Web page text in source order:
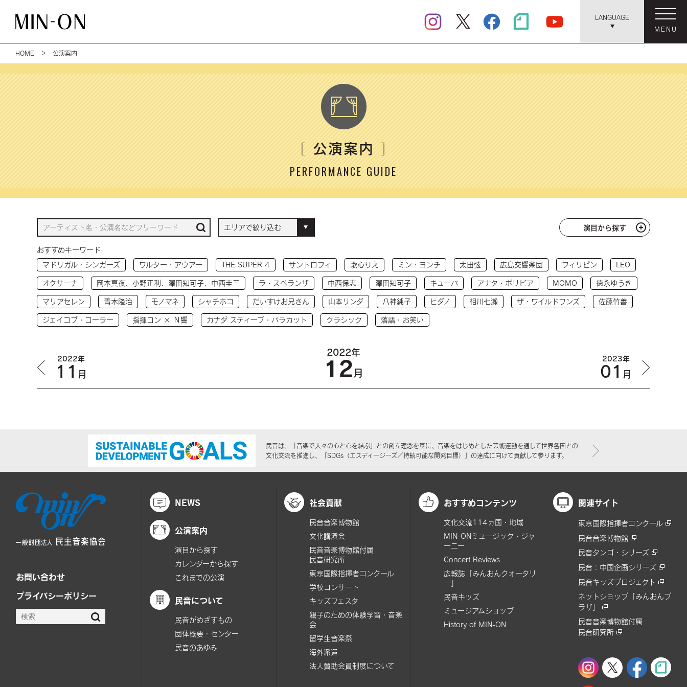
LANGUAGE
MENU
HOME ＞ 公演案内
［公演案内］
PERFORMANCE GUIDE
演目から探す
おすすめキーワード
マドリガル・シンガーズ
ワルター・アウアー THE SUPER 4 サントロフィ 歌心りえ ミン・ヨンチ 太田弦 広島交響楽団 フィリピン LEO
オクサーナ 岡本真夜、小野正利、澤田知可子、中西圭三 ラ・スペランザ 中西保志 澤田知可子 キューバ アナタ・ボリビア MOMO 徳永ゆうき
マリアセレン 青木隆治 モノマネ シャチホコ だいすけお兄さん 山本リンダ 八神純子 ヒダノ 相川七瀬 ザ・ワイルドワンズ 佐藤竹善
ジェイコブ・コーラー 指揮コン × Ｎ響 カナダ スティーブ・バラカット クラシック 落語・お笑い
2022年
11 月
2022年
12月
2023年
01 月
民音は、「音楽で人々の心と心を結ぶ」との創立理念を基に、音楽をはじめとした芸術運動を通して世界各国との
文化交流を推進し、「SDGs（エスディージーズ／持続可能な開発目標）」の達成に向けて貢献して参ります。
お問い合わせ
プライバシーポリシー
NEWS
公演案内
演目から探す
カレンダーから探す
これまでの公演
民音について
民音がめざすもの
団体概要・センター
民音のあゆみ
社会貢献
民音音楽博物館
文化講演会
民音音楽博物館付属
民音研究所
東京国際指揮者コンクール
学校コンサート
キッズフェスタ
親子のための体験学習・音楽
会
留学生音楽祭
海外派遣
法人賛助会員制度について
おすすめコンテンツ
文化交流114ヵ国・地域
MIN-ONミュージック・ジャ
ーニー
Concert Reviews
広報誌「みんおんクォータリ
ー」
民音キッズ
ミュージアムショップ
History of MIN-ON
関連サイト
東京国際指揮者コンクール
民音音楽博物館
民音タンゴ・シリーズ
民音：中国企画シリーズ
民音キッズプロジェクト
ネットショップ「みんおんプ
ラザ」
民音音楽博物館付属
民音研究所